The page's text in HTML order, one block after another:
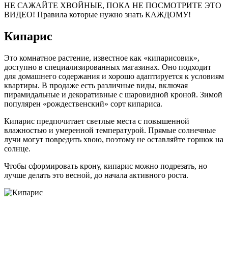
НЕ САЖАЙТЕ ХВОЙНЫЕ, ПОКА НЕ ПОСМОТРИТЕ ЭТО
ВИДЕО! Правила которые нужно знать КАЖДОМУ!
Кипарис
Это комнатное растение, известное как «кипарисовик»,
доступно в специализированных магазинах. Оно подходит
для домашнего содержания и хорошо адаптируется к условиям
квартиры. В продаже есть различные виды, включая
пирамидальные и декоративные с шаровидной кроной. Зимой
популярен «рождественский» сорт кипариса.
Кипарис предпочитает светлые места с повышенной
влажностью и умеренной температурой. Прямые солнечные
лучи могут повредить хвою, поэтому не оставляйте горшок на
солнце.
Чтобы сформировать крону, кипарис можно подрезать, но
лучше делать это весной, до начала активного роста.